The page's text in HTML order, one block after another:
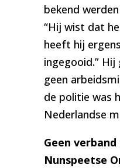
bekend
“Hij wist dat
heeft hij
ingegooid.”
geen
de politie was
Nederlandse
Geen
Nunspeetse